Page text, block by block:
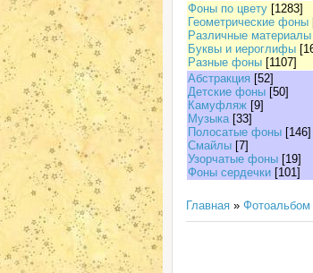
Фоны по цвету [1283]
Геометрические фоны
Различные материалы
Буквы и иероглифы
Разные фоны [1107]
Абстракция [52]
Детские фоны [50]
Камуфляж [9]
Музыка [33]
Полосатые фоны [146]
Смайлы [7]
Узорчатые фоны [19]
Фоны сердечки [101]
Главная » Фотоальбом